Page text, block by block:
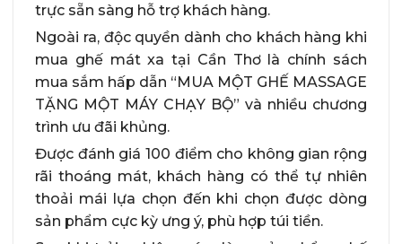
trực sẵn sàng hỗ trợ khách hàng.
Ngoài ra, độc quyền dành cho khách hàng khi
mua ghế mát xa tại Cần Thơ là chính sách
mua sắm hấp dẫn “MUA MỘT GHẾ MASSAGE
TẶNG MỘT MÁY CHẠY BỘ” và nhiều chương
trình ưu đãi khủng.
Được đánh giá 100 điểm cho không gian rộng
rãi thoáng mát, khách hàng có thể tự nhiên
thoải mái lựa chọn đến khi chọn được dòng
sản phẩm cực kỳ ưng ý, phù hợp túi tiền.